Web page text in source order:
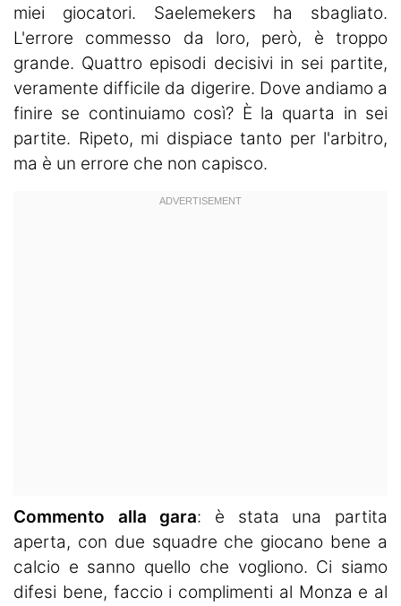
miei giocatori. Saelemekers ha sbagliato.
L'errore commesso da loro, però, è troppo
grande. Quattro episodi decisivi in sei partite,
veramente difficile da digerire. Dove andiamo a
finire se continuiamo così? È la quarta in sei
partite. Ripeto, mi dispiace tanto per l'arbitro,
ma è un errore che non capisco.
Commento alla gara: è stata una partita
aperta, con due squadre che giocano bene a
calcio e sanno quello che vogliono. Ci siamo
difesi bene, faccio i complimenti al Monza e al